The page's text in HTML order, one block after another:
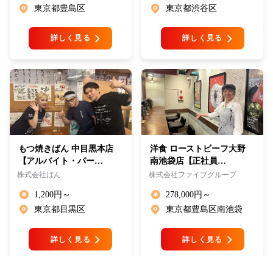
東京都豊島区
詳しく見る
東京都渋谷区
詳しく見る
もつ焼きばん 中目黒本店
【アルバイト・パー…
株式会社ばん
1,200円～
東京都目黒区
詳しく見る
洋食 ローストビーフ大野
南池袋店【正社員…
株式会社ファイブグループ
278,000円～
東京都豊島区南池袋
詳しく見る